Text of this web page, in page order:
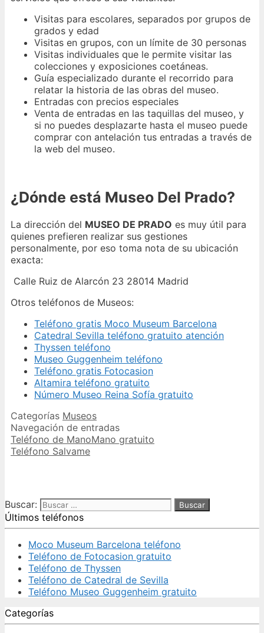
Visitas para escolares, separados por grupos de
grados y edad
Visitas en grupos, con un límite de 30 personas
Visitas individuales que le permite visitar las
colecciones y exposiciones coetáneas.
Guía especializado durante el recorrido para
relatar la historia de las obras del museo.
Entradas con precios especiales
Venta de entradas en las taquillas del museo, y
si no puedes desplazarte hasta el museo puede
comprar con antelación tus entradas a través de
la web del museo.
¿Dónde está Museo Del Prado?
La dirección del MUSEO DE PRADO es muy útil para
quienes prefieren realizar sus gestiones
personalmente, por eso toma nota de su ubicación
exacta:
Calle Ruiz de Alarcón 23 28014 Madrid
Otros teléfonos de Museos:
Teléfono gratis Moco Museum Barcelona
Catedral Sevilla teléfono gratuito atención
Thyssen teléfono
Museo Guggenheim teléfono
Teléfono gratis Fotocasion
Altamira teléfono gratuito
Número Museo Reina Sofía gratuito
Categorías Museos
Navegación de entradas
Teléfono de ManoMano gratuito
Teléfono Salvame
Buscar:
Últimos teléfonos
Moco Museum Barcelona teléfono
Teléfono de Fotocasion gratuito
Teléfono de Thyssen
Teléfono de Catedral de Sevilla
Teléfono Museo Guggenheim gratuito
Categorías